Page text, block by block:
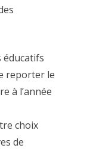
éducatifs
reporter le
à l’année
choix
de